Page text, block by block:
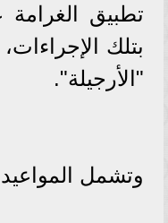
تطبيق
بتلك
"الأرجيلة".
وتشمل